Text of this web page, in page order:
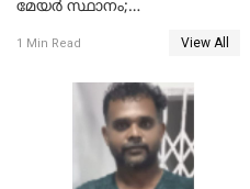
മേയര്‍ സ്ഥാനം;
രൂക്ഷം
1 Min Read View All